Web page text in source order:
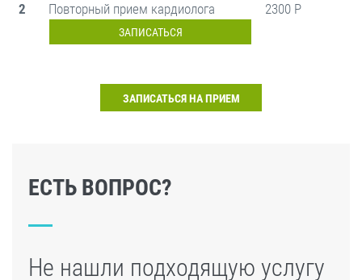
2 Повторный прием кардиолога
ЗАПИСАТЬСЯ
2300 Р
ЗАПИСАТЬСЯ НА ПРИЕМ
ЕСТЬ ВОПРОС?
Не нашли подходящую услугу